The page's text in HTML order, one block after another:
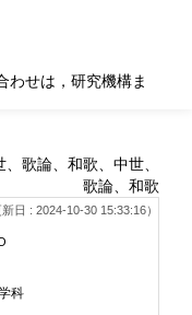
わせは，研究機構ま
歌論、和歌、中世、
歌論、和歌
新日 : 2024-10-30 15:33:16）
科